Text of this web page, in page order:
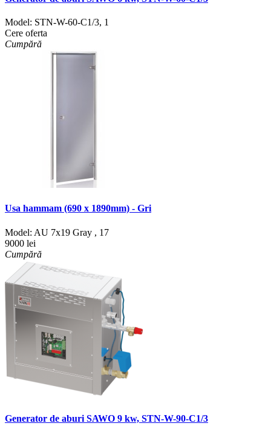
Model: STN-W-60-C1/3, 1
Cere oferta
Cumpără
Usa hammam (690 x 1890mm) - Gri
Model: AU 7x19 Gray , 17
9000 lei
Cumpără
Generator de aburi SAWO 9 kw, STN-W-90-C1/3